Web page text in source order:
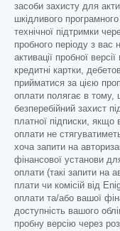
засоби захисту для
шкідливого
технічної підтримки
пробного періоду з вас
активації пробної
кредитні картки,
прийматися за цією
оплати полягає в тому,
безперебійний захист
платної підписки, якщо
оплати не
хоча запити на
фінансової установи
оплати (такі запити на
плати чи комісій від
оплати та/або вашої
доступність вашого
пробну версію через